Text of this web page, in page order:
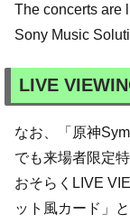
The concerts are
Sony Music
LIVE
なお、「原神
でも来場者限定
おそらくLIVE
ット風カード」